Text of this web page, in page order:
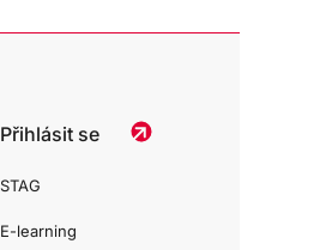
Přihlásit se
STAG
E-learning